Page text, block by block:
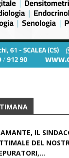
IL
DEL